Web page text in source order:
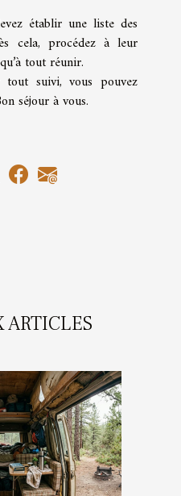
établir une liste des
cela, procédez à leur
tout réunir.
suivi, vous pouvez
séjour à vous.